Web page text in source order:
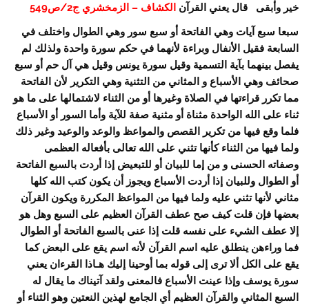
خير وأبقى قال يعني القرآن الكشاف – الزمخشري ج2/ص549
سبعا سبع آيات وهي الفاتحة أو سبع سور وهي الطوال واختلف في
السابعة فقيل الأنفال وبراءة لأنهما في حكم سورة واحدة ولذلك لم
يفصل بينهما بآية التسمية وقيل سورة يونس وقيل هي آل حم أو سبع
صحائف وهي الأسباع و المثاني من التثنية وهي التكرير لأن الفاتحة
مما تكرر قراءتها في الصلاة وغيرها أو من الثناء لاشتمالها على ما هو
ثناء على الله الواحدة مثناة أو مثنية صفة للآية وأما السور أو الأسباع
فلما وقع فيها من تكرير القصص والمواعظ والوعد والوعيد وغير ذلك
ولما فيها من الثناء كأنها تثني على الله تعالى بأفعاله العظمى
وصفاته الحسنى و من إما للبيان أو للتبعيض إذا أردت بالسبع الفاتحة
أو الطوال وللبيان إذا أردت الأسباع ويجوز أن يكون كتب الله كلها
مثاني لأنها تثني عليه ولما فيها من المواعظ المكررة ويكون القرآن
بعضها فإن قلت كيف صح عطف القرآن العظيم على السبع وهل هو
إلا عطف الشيء على نفسه قلت إذا عنى بالسبع الفاتحة أو الطوال
فما وراءهن ينطلق عليه اسم القرآن لأنه اسم يقع على البعض كما
يقع على الكل ألا ترى إلى قوله بما أوحينا إليك هـاذا القرءان يعني
سورة يوسف وإذا عينت الأسباع فالمعنى ولقد آتيناك ما يقال له
السبع المثاني والقرآن العظيم أي الجامع لهذين النعتين وهو الثناء أو